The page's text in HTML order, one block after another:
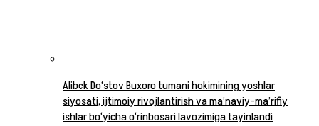
Alibek Do‘stov Buxoro tumani hokimining yoshlar
siyosati, ijtimoiy rivojlantirish va ma’naviy-ma’rifiy
ishlar bo‘yicha o‘rinbosari lavozimiga tayinlandi